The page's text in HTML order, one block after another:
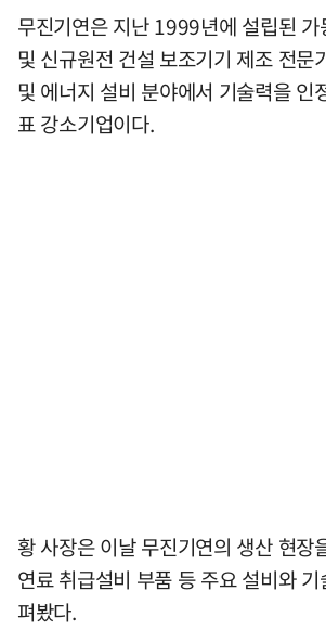
무진기연은 지난 1999년에 설립된 가
및 신규원전 건설 보조기기 제조 전문
및 에너지 설비 분야에서 기술력을 인
표 강소기업이다.
황 사장은 이날 무진기연의 생산 현장
연료 취급설비 부품 등 주요 설비와
펴봤다.